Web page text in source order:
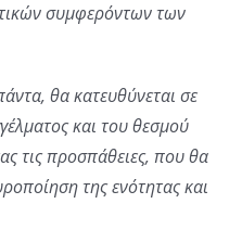
συμφερόντων των
θα κατευθύνεται σε
και του θεσμού
τις προσπάθειες, που θα
τηςενότητας και